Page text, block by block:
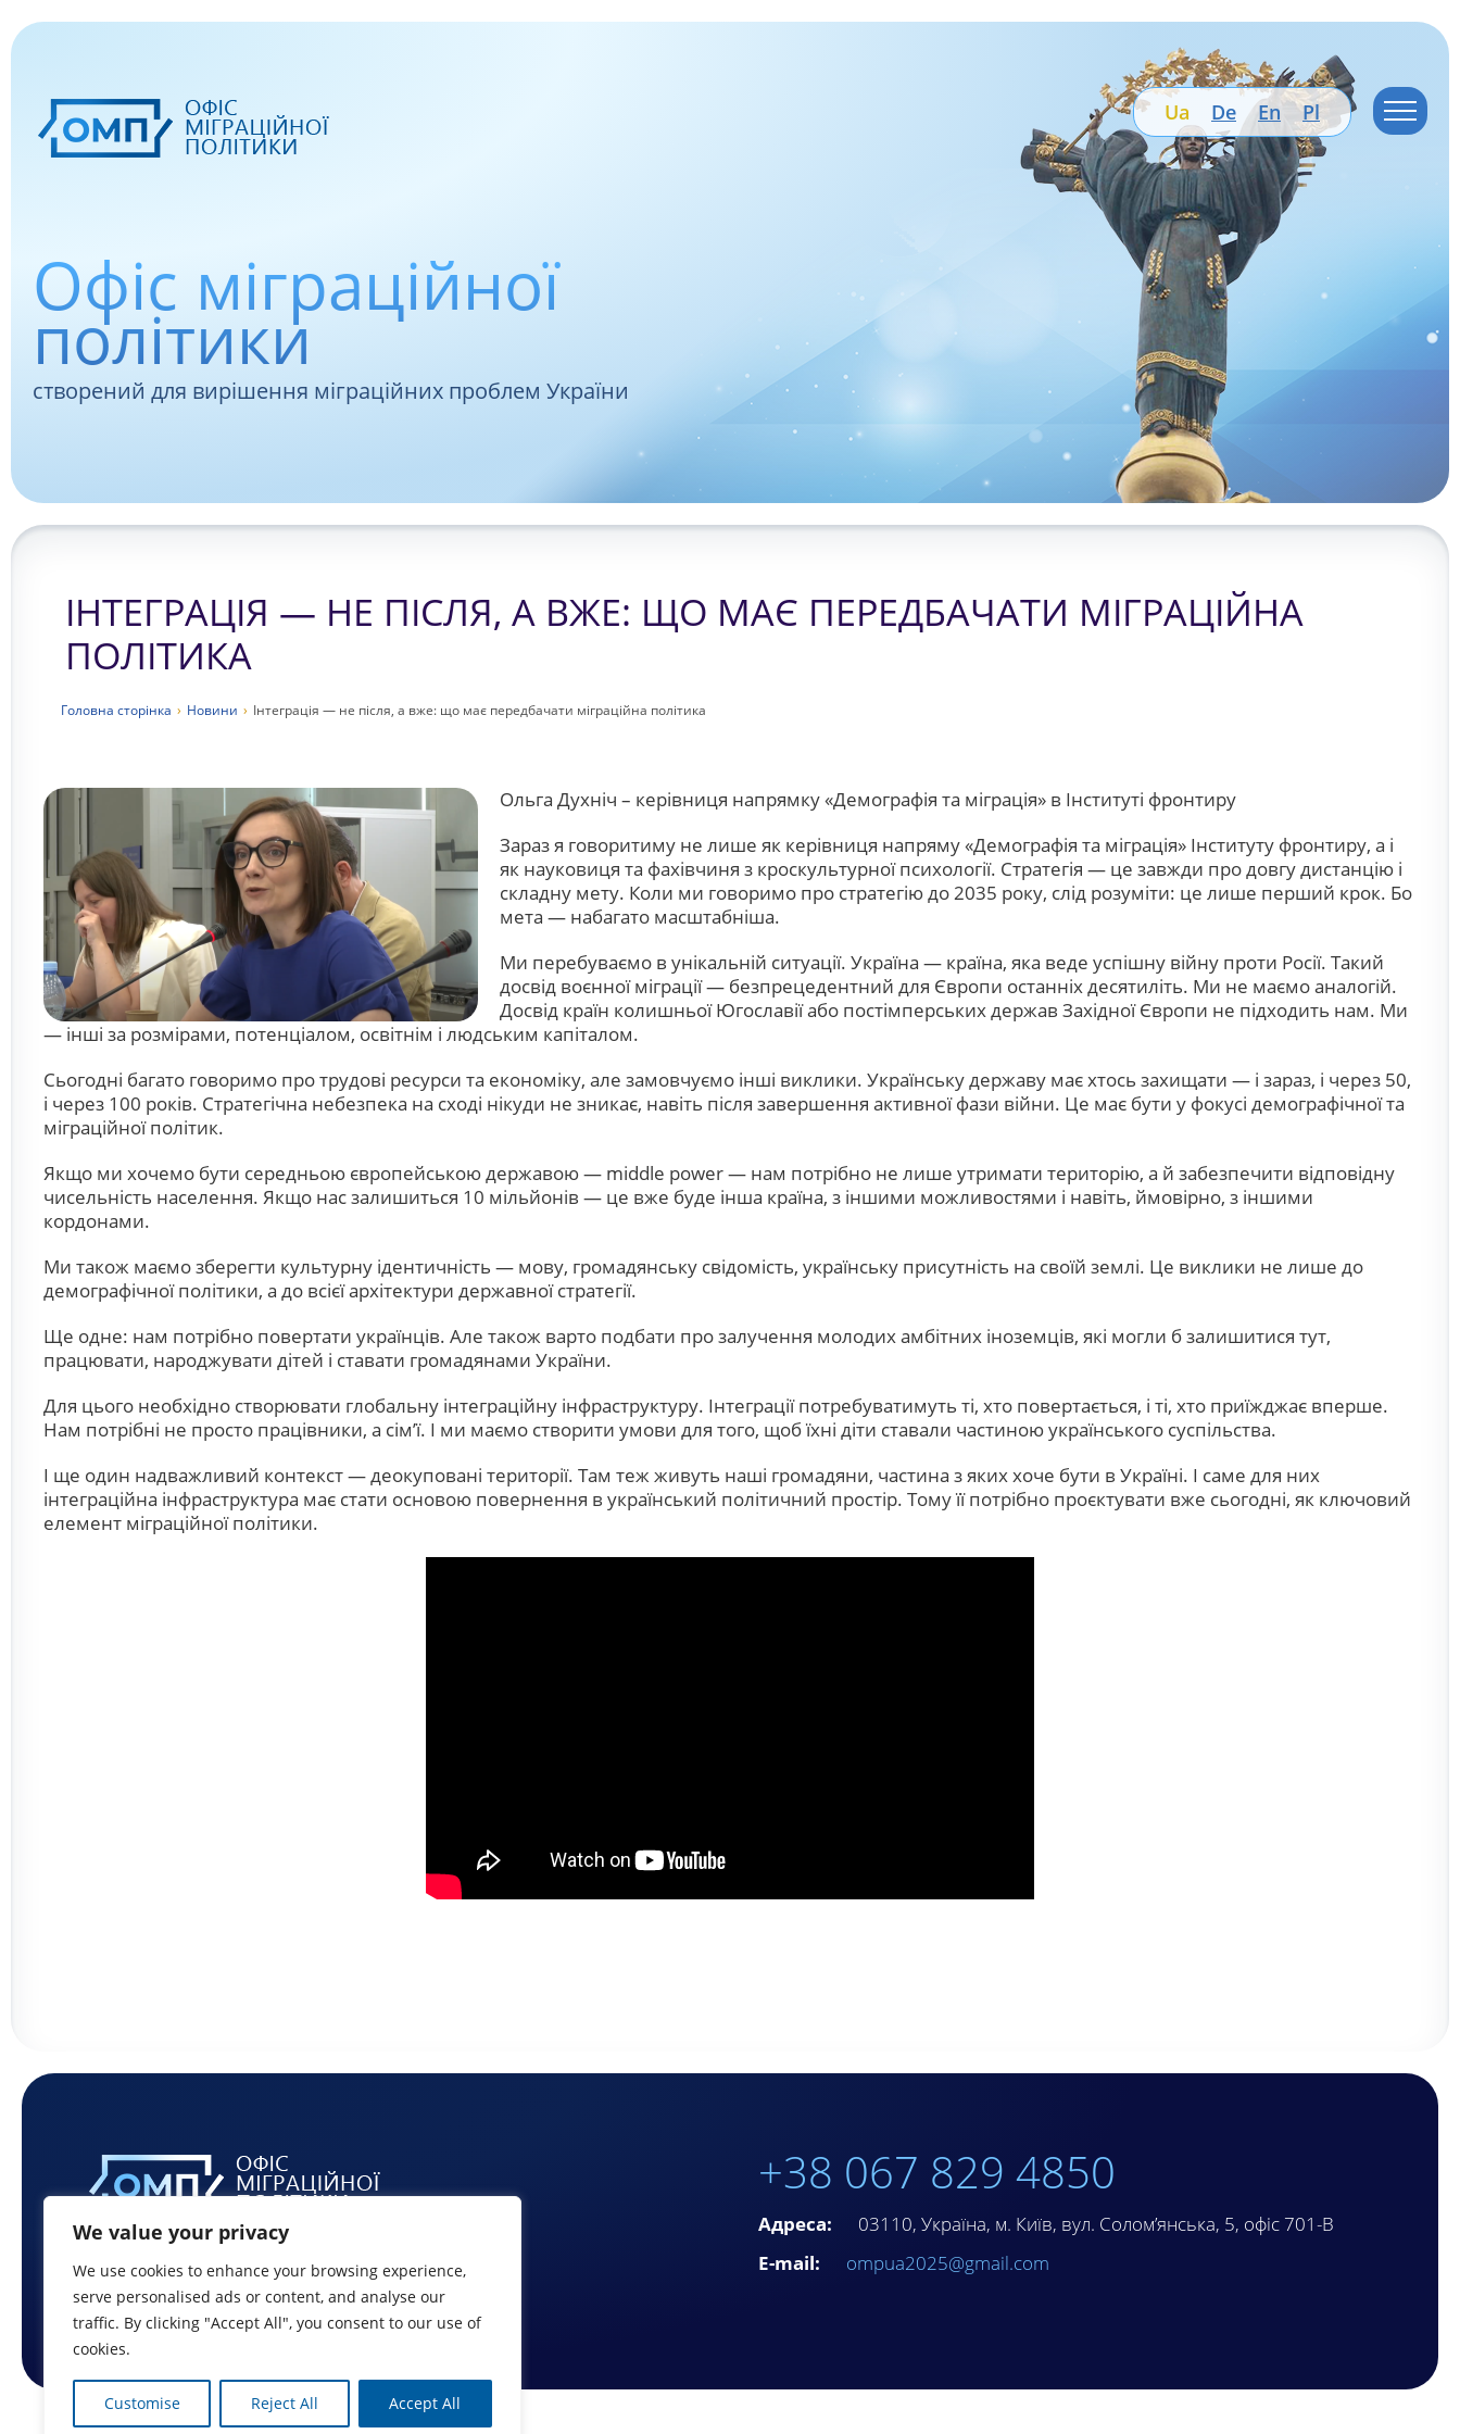
We value your privacy
We use cookies to enhance your browsing experience,
serve personalised ads or content, and analyse our
traffic. By clicking "Accept All", you consent to our use of
cookies.
Customise Reject All Accept All
Ua De En Pl
Офіс міграційної
політики
створений для вирішення міграційних проблем України
ІНТЕГРАЦІЯ — НЕ ПІСЛЯ, А ВЖЕ: ЩО МАЄ ПЕРЕДБАЧАТИ МІГРАЦІЙНА
ПОЛІТИКА
Головна сторiнка › Новини › Інтеграція — не після, а вже: що має передбачати міграційна політика
Ольга Духніч – керівниця напрямку «Демографія та міграція» в Інституті фронтиру
Зараз я говоритиму не лише як керівниця напряму «Демографія та міграція» Інституту фронтиру, а і
як науковиця та фахівчиня з кроскультурної психології. Стратегія — це завжди про довгу дистанцію і
складну мету. Коли ми говоримо про стратегію до 2035 року, слід розуміти: це лише перший крок. Бо
мета — набагато масштабніша.
Ми перебуваємо в унікальній ситуації. Україна — країна, яка веде успішну війну проти Росії. Такий
досвід воєнної міграції — безпрецедентний для Європи останніх десятиліть. Ми не маємо аналогій.
Досвід країн колишньої Югославії або постімперських держав Західної Європи не підходить нам. Ми
— інші за розмірами, потенціалом, освітнім і людським капіталом.
Сьогодні багато говоримо про трудові ресурси та економіку, але замовчуємо інші виклики. Українську державу має хтось захищати — і зараз, і через 50,
і через 100 років. Стратегічна небезпека на сході нікуди не зникає, навіть після завершення активної фази війни. Це має бути у фокусі демографічної та
міграційної політик.
Якщо ми хочемо бути середньою європейською державою — middle power — нам потрібно не лише утримати територію, а й забезпечити відповідну
чисельність населення. Якщо нас залишиться 10 мільйонів — це вже буде інша країна, з іншими можливостями і навіть, ймовірно, з іншими
кордонами.
Ми також маємо зберегти культурну ідентичність — мову, громадянську свідомість, українську присутність на своїй землі. Це виклики не лише до
демографічної політики, а до всієї архітектури державної стратегії.
Ще одне: нам потрібно повертати українців. Але також варто подбати про залучення молодих амбітних іноземців, які могли б залишитися тут,
працювати, народжувати дітей і ставати громадянами України.
Для цього необхідно створювати глобальну інтеграційну інфраструктуру. Інтеграції потребуватимуть ті, хто повертається, і ті, хто приїжджає вперше.
Нам потрібні не просто працівники, а сім’ї. І ми маємо створити умови для того, щоб їхні діти ставали частиною українського суспільства.
І ще один надважливий контекст — деокуповані території. Там теж живуть наші громадяни, частина з яких хоче бути в Україні. І саме для них
інтеграційна інфраструктура має стати основою повернення в український політичний простір. Тому її потрібно проєктувати вже сьогодні, як ключовий
елемент міграційної політики.
+38 067 829 4850
Адреса:
03110, Україна, м. Київ, вул. Солом’янська, 5, офіс 701-В
E-mail:
ompua2025@gmail.com